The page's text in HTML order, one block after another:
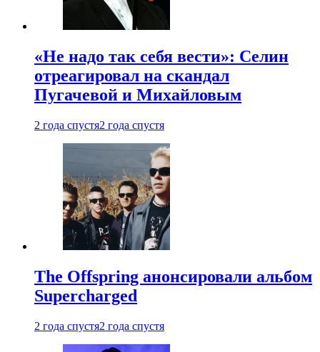
«Не надо так себя вести»: Селин
отреагировал на скандал
Пугачевой и Михайловым
2 года спустя2 года спустя
The Offspring анонсировали альбом
Supercharged
2 года спустя2 года спустя